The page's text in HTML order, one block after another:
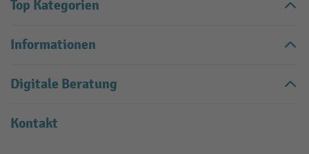
Top Kategorien
Informationen
Digitale Beratung
Kontakt